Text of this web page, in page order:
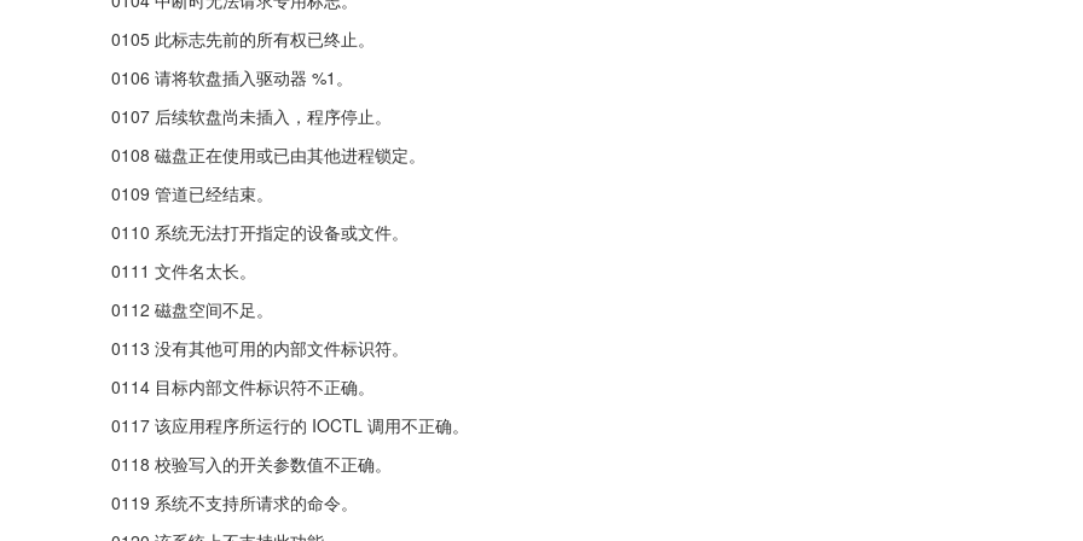
0105 此标志先前的所有权已终止。
0106 请将软盘插入驱动器 %1。
0107 后续软盘尚未插入，程序停止。
0108 磁盘正在使用或已由其他进程锁定。
0109 管道已经结束。
0110 系统无法打开指定的设备或文件。
0111 文件名太长。
0112 磁盘空间不足。
0113 没有其他可用的内部文件标识符。
0114 目标内部文件标识符不正确。
0117 该应用程序所运行的 IOCTL 调用不正确。
0118 校验写入的开关参数值不正确。
0119 系统不支持所请求的命令。